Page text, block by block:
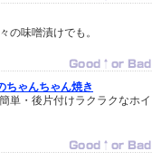
の味噌漬けでも。
ちゃんちゃん焼き
単・後片付けラクラクなホイ